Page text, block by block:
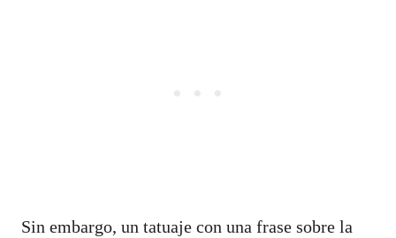
Sin embargo, un tatuaje con una frase sobre la